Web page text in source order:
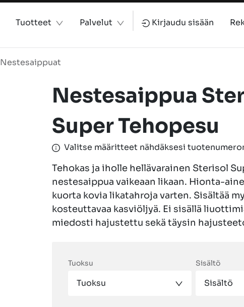
Tuotteet Palvelut Kirjaudu sisään
Nestesaippuat
Nestesaippua
Super Tehopesu
Valitse määritteet nähdäksesi
Tehokas ja iholle hellävarainen Sterisol
nestesaippua vaikeaan likaan. Hionta-
kuorta kovia likatahroja varten. Sisältää
kosteuttavaa kasviöljyä. Ei sisällä
miedosti hajustettu sekä täysin
Tuoksu
Tuoksu
Sisältö
Sisältö